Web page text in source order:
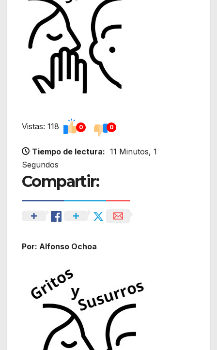
Vistas: 118 0 0
Tiempo de lectura: 11 Minutos, 1
Segundos
Compartir:
Por: Alfonso Ochoa